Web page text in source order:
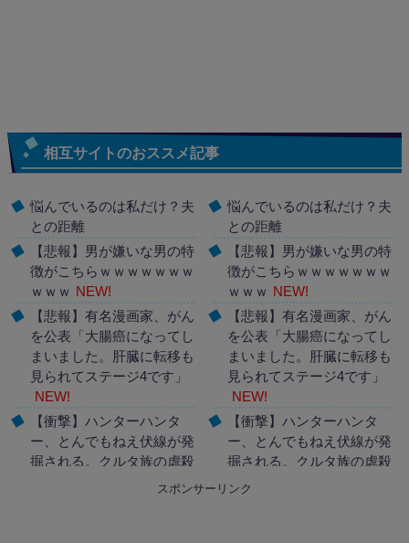
相互サイトのおススメ記事
悩んでいるのは私だけ？夫
との距離
【悲報】男が嫌いな男の特
徴がこちらｗｗｗｗｗｗｗ
ｗｗｗ NEW!
【悲報】有名漫画家、がん
を公表「大腸癌になってし
まいました。肝臓に転移も
見られてステージ4です」
NEW!
【衝撃】ハンターハンタ
ー、とんでもねえ伏線が発
掘される。クルタ族の虐殺
犯人がツェリードニヒだっ
悩んでいるのは私だけ？夫
との距離
【悲報】男が嫌いな男の特
徴がこちらｗｗｗｗｗｗｗ
ｗｗｗ NEW!
【悲報】有名漫画家、がん
を公表「大腸癌になってし
まいました。肝臓に転移も
見られてステージ4です」
NEW!
【衝撃】ハンターハンタ
ー、とんでもねえ伏線が発
掘される。クルタ族の虐殺
犯人がツェリードニヒだっ
スポンサーリンク